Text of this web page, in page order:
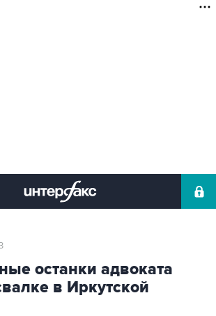
останки адвоката
в Иркутской